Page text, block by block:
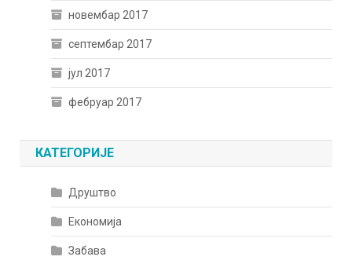
новембар 2017
септембар 2017
јул 2017
фебруар 2017
КАТЕГОРИЈЕ
Друштво
Економија
Забава